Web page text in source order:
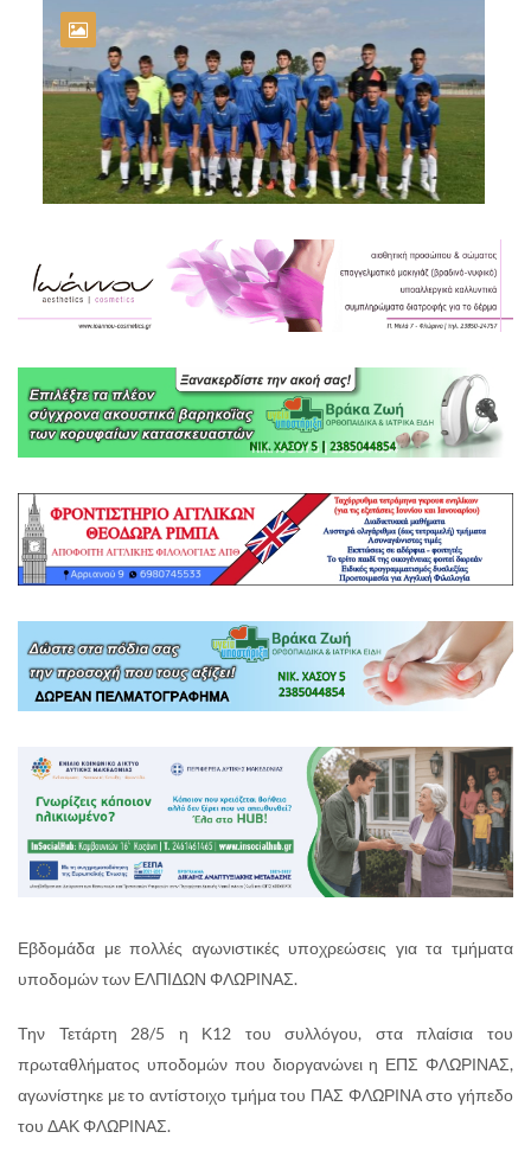
Εβδομάδα με πολλές αγωνιστικές υποχρεώσεις για τα τμήματα
υποδομών των ΕΛΠΙΔΩΝ ΦΛΩΡΙΝΑΣ.
Την Τετάρτη 28/5 η Κ12 του συλλόγου, στα πλαίσια του
πρωταθλήματος υποδομών που διοργανώνει η ΕΠΣ ΦΛΩΡΙΝΑΣ,
αγωνίστηκε με το αντίστοιχο τμήμα του ΠΑΣ ΦΛΩΡΙΝΑ στο γήπεδο
του ΔΑΚ ΦΛΩΡΙΝΑΣ.